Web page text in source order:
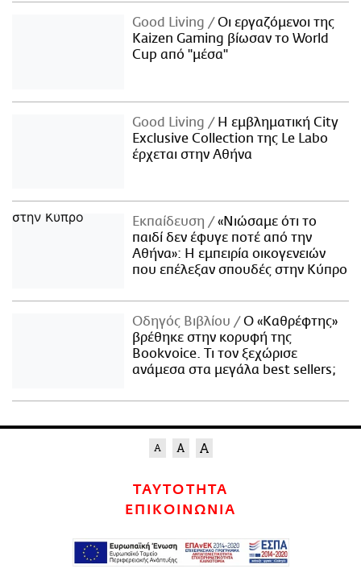
Good Living
Οι εργαζόμενοι της
Kaizen Gaming βίωσαν το World
Cup από "μέσα"
Good Living
Η εμβληματική City
Exclusive Collection της Le Labo
έρχεται στην Αθήνα
Εκπαίδευση
«Νιώσαμε ότι το
παιδί δεν έφυγε ποτέ από την
Αθήνα»: Η εμπειρία οικογενειών
που επέλεξαν σπουδές στην Κύπρο
Οδηγός Βιβλίου
Ο «Καθρέφτης»
βρέθηκε στην κορυφή της
Bookvoice. Τι τον ξεχώρισε
ανάμεσα στα μεγάλα best sellers;
ΤΑΥΤΟΤΗΤΑ
ΕΠΙΚΟΙΝΩΝΙΑ